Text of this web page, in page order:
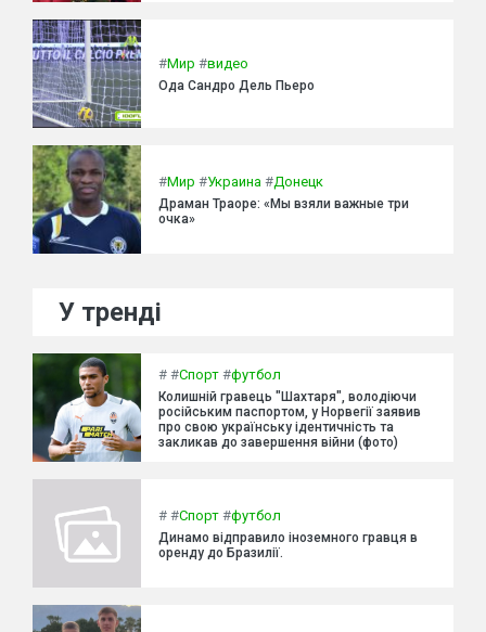
#Мир #видео
Ода Сандро Дель Пьеро
#Мир #Украина #Донецк
Драман Траоре: «Мы взяли важные три
очка»
У тренді
# #Спорт #футбол
Колишній гравець "Шахтаря", володіючи
російським паспортом, у Норвегії заявив
про свою українську ідентичність та
закликав до завершення війни (фото)
# #Спорт #футбол
Динамо відправило іноземного гравця в
оренду до Бразилії.